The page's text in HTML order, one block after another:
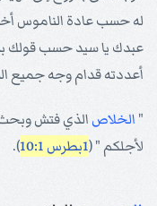
له حسب عادة الناموس
عبدك يا سيد حسب قولك
أعددته قدام وجه جميع
" الخلاص الذي فتش وبحث
لأجلكم " (1بطرس 10:1 ).